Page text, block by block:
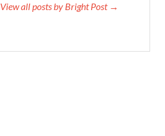
View all posts by Bright Post →